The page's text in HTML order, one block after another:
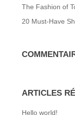
The Fashion of
20 Must-Have
ARTICLES
Hello world!